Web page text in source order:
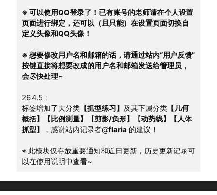
※ 可以使用QQ登录了！已有账号的老师请在个人设置
页面进行绑定，还可以（且只能）在设置页面切换自
定义头像和QQ头像！
※ 想要修改用户名和邮箱的话，请通过站内“用户反馈”
按键直接将想要改成的用户名和邮箱发送给管理员，
会尽快处理~
26.4.5：
标签增加了大分类 【抓型练习】 及其下属分类 【几何
概括】【比例测量】【剪影/负形】【动势线】【人体
抓型】
，感谢站内记录者@flaria 的建议！
※ 此模块仅存放重要通知和近日更新，历史更新记录可
以在使用说明中查看~